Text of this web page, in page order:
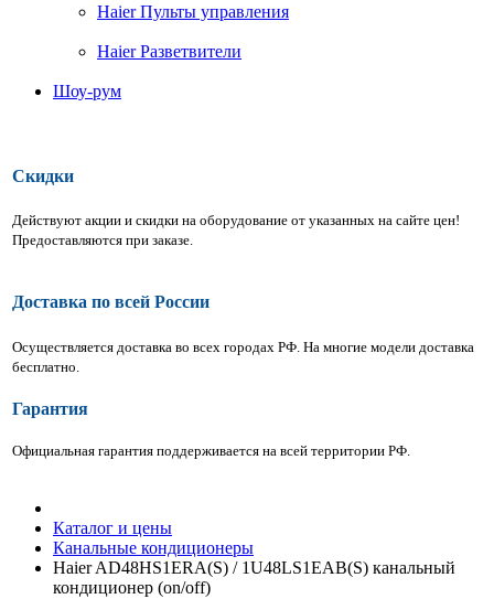
Haier Пульты управления
Haier Разветвители
Шоу-рум
Скидки
Действуют акции и скидки на оборудование от указанных на сайте цен!
Предоставляются при заказе.
Доставка по всей России
Осуществляется доставка во всех городах РФ. На многие модели доставка
бесплатно.
Гарантия
Официальная гарантия поддерживается на всей территории РФ.
Каталог и цены
Канальные кондиционеры
Haier AD48HS1ERA(S) / 1U48LS1EAB(S) канальный
кондиционер (on/off)